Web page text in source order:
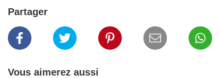
Partager
Vous aimerez aussi